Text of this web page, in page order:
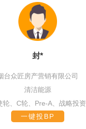
封*
台众匠房产营销有限公司
清洁能源
轮、C轮、Pre-A、战略投资
一键投BP